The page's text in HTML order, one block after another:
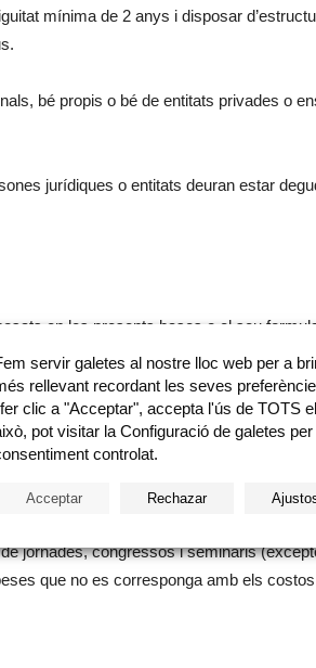
mínima de 2 anys i disposar
bé propis o bé de entitats privades o
jurídiques o entitats deuran estar
en les presents bases o el seu
punt suposarà l’exclusió automàtica del
en exercicis anteriors i que, en la data
de manteniment i/o estructura de les
i execució del projecte que es
exclusivament recreatives,
jornades, congressos i seminaris
que no es corresponga amb els
servir galetes al nostre lloc web per a
rellevant recordant les seves
clic a "Acceptar", accepta l'ús de TOTS
pot visitar la Configuració de galetes
controlat.
Acceptar Rechazar